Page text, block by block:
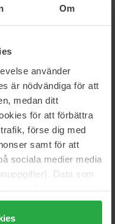
Om
använder
är nödvändiga för att
medan ditt
för att förbättra
förse dig med
samt för att
sociala medier media
Data som
du alla cookies,
användningen av
niin raikkaaksi, tuoksu on
juuri käynyt suihkussa.
niin hyvältä.
mitä on olemassa.👍